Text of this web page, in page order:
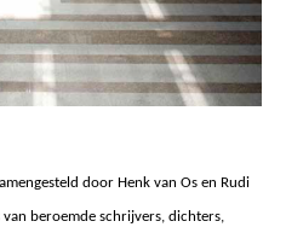
door Henk van Os en Rudi
beroemde schrijvers, dichters,